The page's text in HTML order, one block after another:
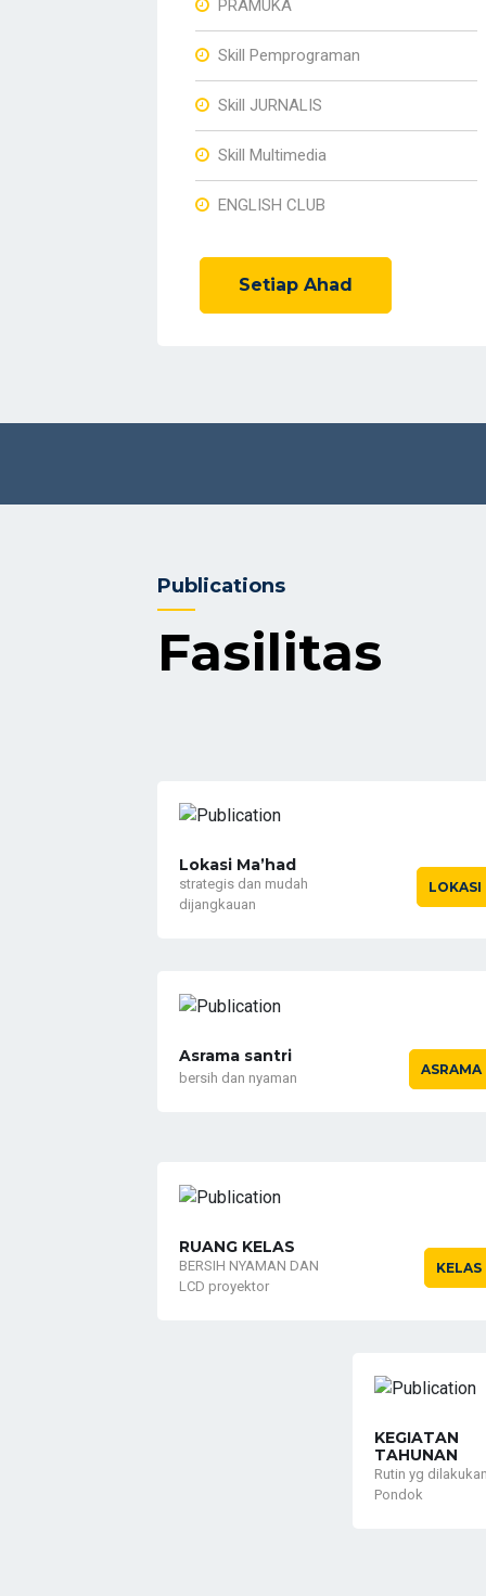
PRAMUKA
Skill Pemprograman
Skill JURNALIS
Skill Multimedia
ENGLISH CLUB
Setiap Ahad
Publications
Fasilitas
Lokasi Ma’had
strategis dan mudah
dijangkauan
LOKASI
Asrama santri
bersih dan nyaman
ASRAMA
RUANG KELAS
BERSIH NYAMAN DAN
LCD proyektor
KELAS
KEGIATAN
TAHUNAN
Rutin yg
Pondok